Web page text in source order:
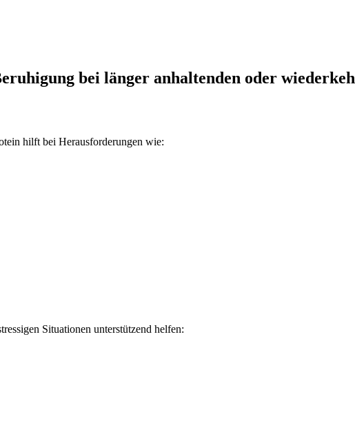
bei länger anhaltenden oder
hilft bei Herausforderungen wie:
Situationen unterstützend helfen: